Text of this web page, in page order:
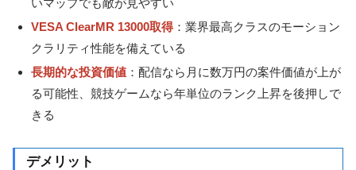
いマップでも敵が見やすい
VESA ClearMR 13000取得：業界最高クラスのモーション
クラリティ性能を備えている
長期的な投資価値 ：配信なら月に数万円の案件価値が上が
る可能性、競技ゲームなら年単位のランク上昇を後押しで
きる
デメリット